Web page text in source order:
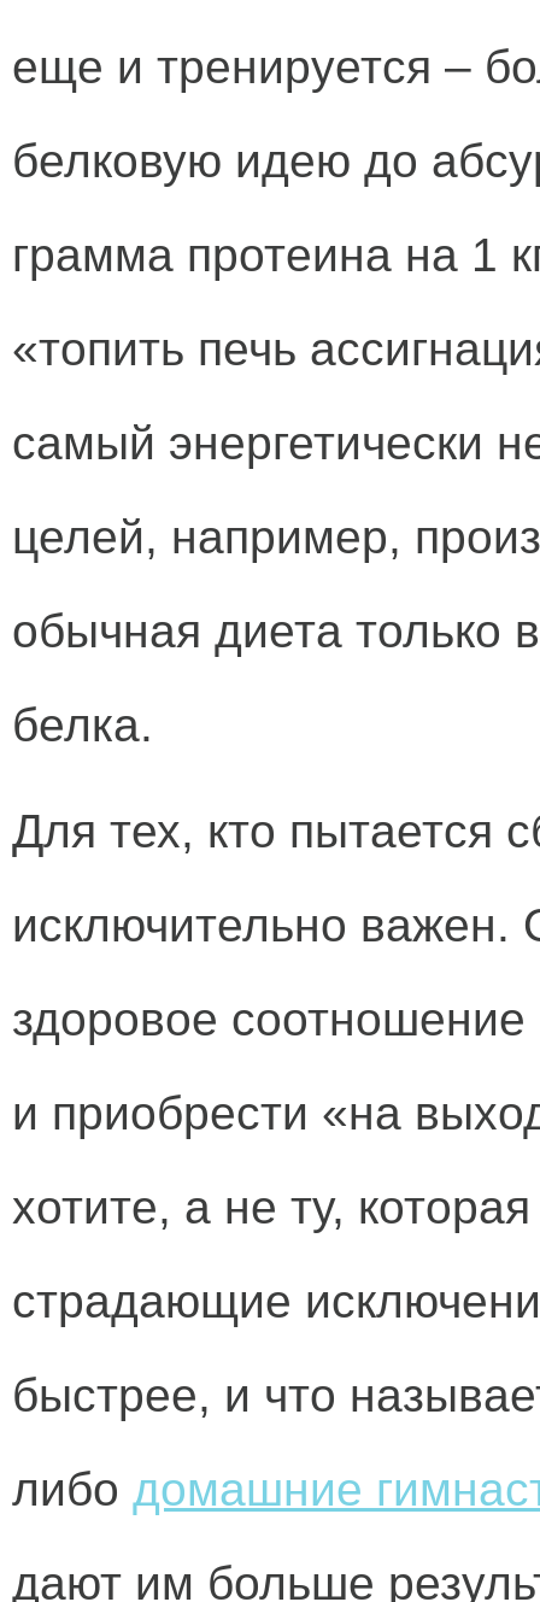
еще и тренируется –
белковую идею до
грамма протеина на 1
«топить печь
самый энергетически
целей, например,
обычная диета только
белка.
Для тех, кто пытается
исключительно важен.
здоровое
и приобрести «на
хотите, а не ту,
страдающие
быстрее, и что
либо домашние
дают им больше